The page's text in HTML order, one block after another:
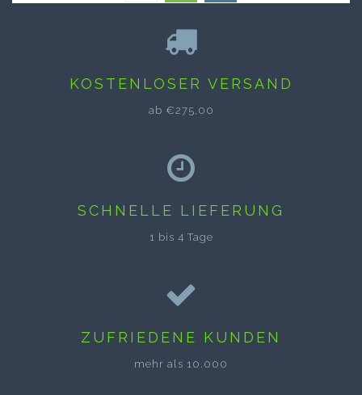
KOSTENLOSER VERSAND
ab €275,00
SCHNELLE LIEFERUNG
1 bis 4 Tage
ZUFRIEDENE KUNDEN
mehr als 10.000